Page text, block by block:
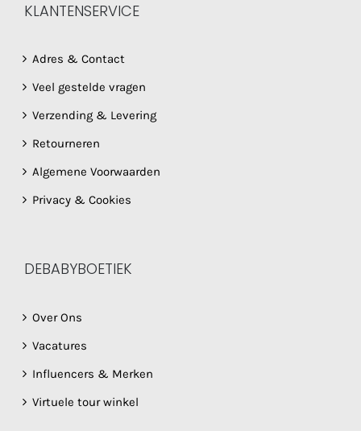
KLANTENSERVICE
Adres & Contact
Veel gestelde vragen
Verzending & Levering
Retourneren
Algemene Voorwaarden
Privacy & Cookies
DEBABYBOETIEK
Over Ons
Vacatures
Influencers & Merken
Virtuele tour winkel